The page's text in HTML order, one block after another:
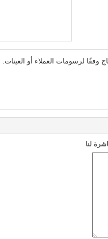
وفقًا لرسومات العملاء أو العينات.
لنا